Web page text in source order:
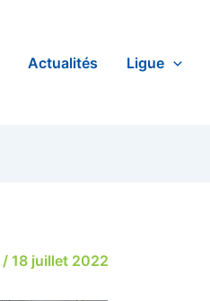
Actualités Ligue
/ 18 juillet 2022